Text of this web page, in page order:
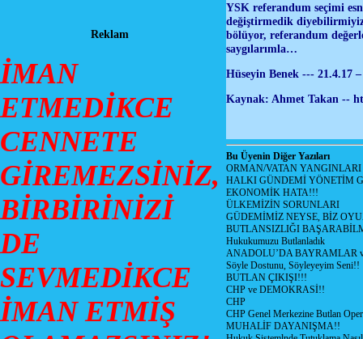
Reklam
İMAN
ETMEDİKCE
CENNETE
GİREMEZSİNİZ,
BİRBİRİNİZİ
DE
SEVMEDİKCE
İMAN ETMİŞ
YSK referandum seçimi
değiştirmedik
bölüyor, referandum
saygılarımla…
Hüseyin Benek --- 21.4.17
Kaynak: Ahmet Takan --
Bu Üyenin Diğer Yazıları
ORMAN/VATAN
HALKI GÜNDEMİ YÖNETİM
EKONOMİK HATA!!!
ÜLKEMİZİN SORUNLARI
GÜDEMİMİZ NEYSE, BİZ
BUTLANSIZLIĞI
Hukukumuzu Butlanladık
ANADOLU’DA BAYRAMLAR
Söyle Dostunu, Söyleyeyim Seni!!
BUTLAN ÇIKIŞI!!!
CHP ve DEMOKRASİ!!
CHP
CHP Genel Merkezine Butlan
MUHALİF DAYANIŞMA!!